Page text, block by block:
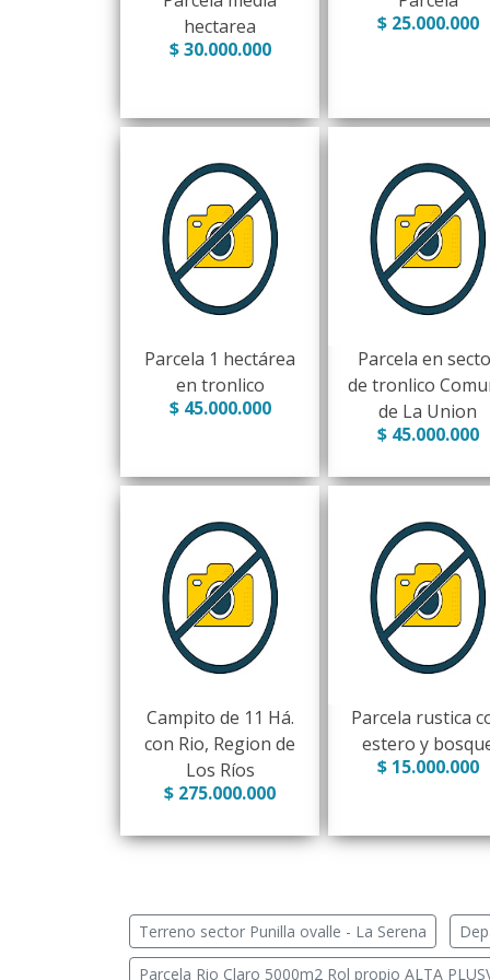
hectarea
$ 30.000.000
$ 25.000.000
Parcela 1 hectárea
en tronlico
$ 45.000.000
Parcela en
de tronlico
de La Union
$ 45.000.000
Campito de 11 Há.
con Rio, Region de
Los Ríos
$ 275.000.000
Parcela rustica
estero y
$ 15.000.000
Terreno sector Punilla ovalle - La Serena
Parcela Rio Claro 5000m2 Rol propio ALTA